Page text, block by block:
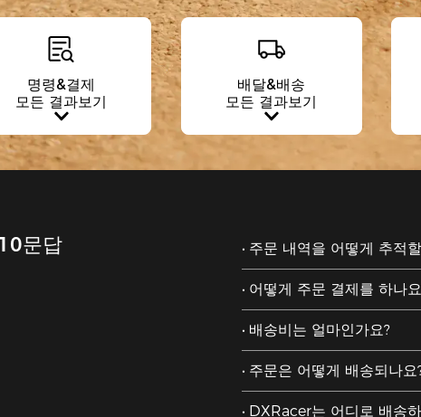
명령&결제
모든 결과보기
배달&배송
모든 결과보기
문답 주문 내역을 어떻게 추적
어떻게 주문 결제를 하나
배송비는 얼마인가요?
주문은 어떻게 배송되나요
DXRacer는 어디로 배송